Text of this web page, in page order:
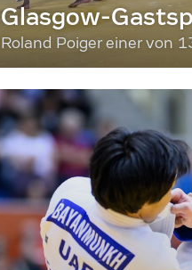
Glasgow-
Roland Poiger einer von